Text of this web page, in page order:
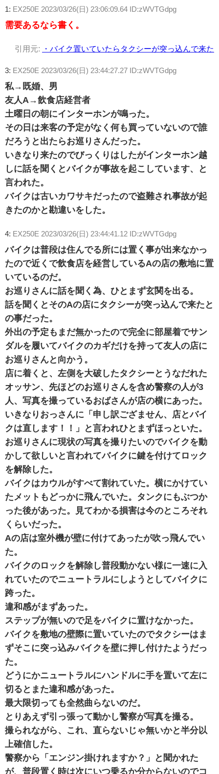
1: EX250E 2023/03/26(日) 23:06:09.64 ID:zWVTGdpg
需要あるなら書く。
引用元: ・バイク置いていたらタクシーが突っ込んで来た
3: EX250E 2023/03/26(日) 23:44:27.27 ID:zWVTGdpg
私→既婚、男
友人A→飲食店経営者
土曜日の朝にインターホンが鳴った。
その日は来客の予定がなく何も買っていないので誰
だろうと出たらお巡りさんだった。
いきなり来たのでびっくりはしたがインターホン越
しに話を聞くとバイクが事故を起こしています、と
言われた。
バイクは古いカワサキだったので盗難され事故が起
きたのかと勘違いをした。
4: EX250E 2023/03/26(日) 23:44:41.12 ID:zWVTGdpg
バイクは普段は住んでる所には置く事が出来なかっ
たので近くで飲食店を経営しているAの店の敷地に置
いているのだ。
お巡りさんに話を聞く為、ひとまず玄関を出る。
話を聞くとそのAの店にタクシーが突っ込んで来たと
の事だった。
外出の予定もまだ無かったので完全に部屋着でサン
ダルを履いてバイクのカギだけを持って友人の店に
お巡りさんと向かう。
店に着くと、左側を大破したタクシーとうなだれた
オッサン、先ほどのお巡りさんを含め警察の人が3
人、写真を撮っているおばさんが店の横にあった。
いきなりおっさんに「申し訳ござません、店とバイ
クは直します！！」と言われひとまずほっといた。
お巡りさんに現状の写真を撮りたいのでバイクを動
かして欲しいと言われてバイクに鍵を付けてロック
を解除した。
バイクはカウルがすべて割れていた。横にかけてい
たメットもどっかに飛んでいた。タンクにもぶつか
った後があった。見てわかる損害は今のところそれ
くらいだった。
Aの店は室外機が壁に付けてあったが吹っ飛んでい
た。
バイクのロックを解除し普段動かない様に一速に入
れていたのでニュートラルにしようとしてバイクに
跨った。
違和感がまずあった。
ステップが無いので足をバイクに置けなかった。
バイクを敷地の壁際に置いていたのでタクシーはま
ずそこに突っ込みバイクを壁に押し付けたようだっ
た。
どうにかニュートラルにハンドルに手を置いて左に
切るとまた違和感があった。
最大限切っても全然曲らないのだ。
とりあえず引っ張って動かし警察が写真を撮る。
撮られながら、これ、直らないじゃ無いかと半分以
上確信した。
警察から「エンジン掛けれますか？」と聞かれた
が、普段置く時は次にいつ乗るか分からないのでコ